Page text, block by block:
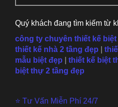
Quý khách đang tìm kiếm từ
công ty chuyên thiết kế
thiết kế nhà 2 tầng đẹp
mẫu biệt đẹp thiết kế biệt
biệt thự 2 tầng đẹp
⭐ Tư Vấn Miễn Phí 24/7